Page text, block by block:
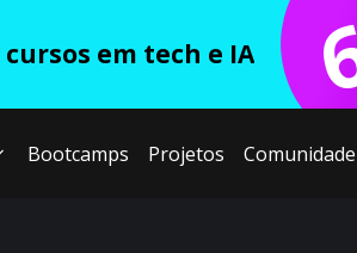
cursos em tech e IA
Bootcamps Projetos Comunidade